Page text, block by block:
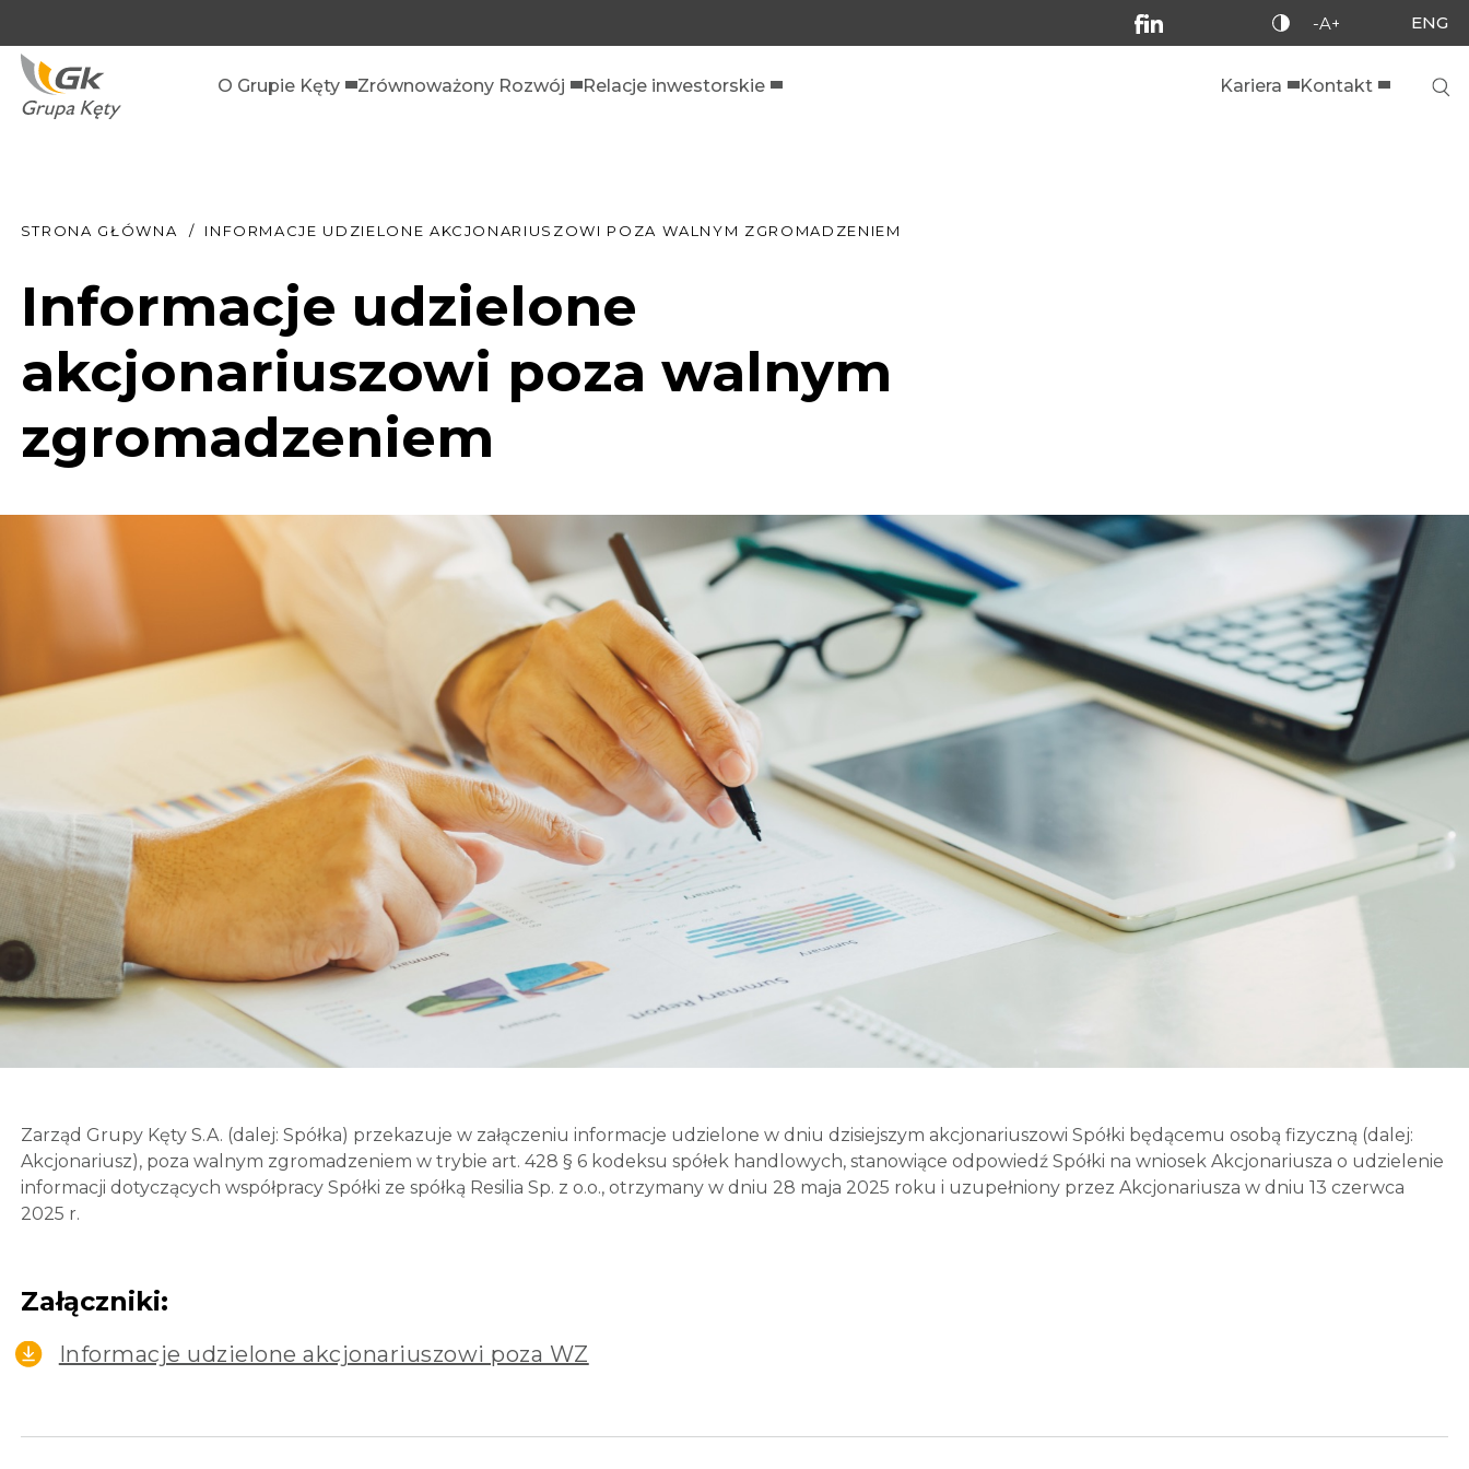
-A+ ENG
O Grupie Kęty Zrównoważony Rozwój Relacje inwestorskie Kariera Kontakt
STRONA GŁÓWNA INFORMACJE UDZIELONE AKCJONARIUSZOWI POZA WALNYM ZGROMADZENIEM
Informacje udzielone
akcjonariuszowi poza walnym
zgromadzeniem
Zarząd Grupy Kęty S.A. (dalej: Spółka) przekazuje w załączeniu informacje udzielone w dniu dzisiejszym akcjonariuszowi Spółki będącemu osobą fizyczną (dalej:
Akcjonariusz), poza walnym zgromadzeniem w trybie art. 428 § 6 kodeksu spółek handlowych, stanowiące odpowiedź Spółki na wniosek Akcjonariusza o udzielenie
informacji dotyczących współpracy Spółki ze spółką Resilia Sp. z o.o., otrzymany w dniu 28 maja 2025 roku i uzupełniony przez Akcjonariusza w dniu 13 czerwca
2025 r.
Załączniki:
Informacje udzielone akcjonariuszowi poza WZ